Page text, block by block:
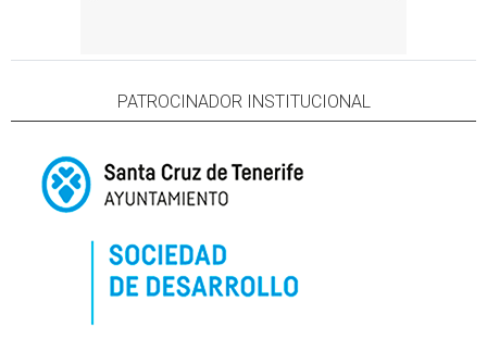
PATROCINADOR INSTITUCIONAL